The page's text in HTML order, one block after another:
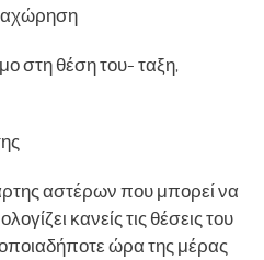
στη θέση του- ταξη,
αστέρων που μπορεί να
κανείς τις θέσεις του
ώρα της μέρας